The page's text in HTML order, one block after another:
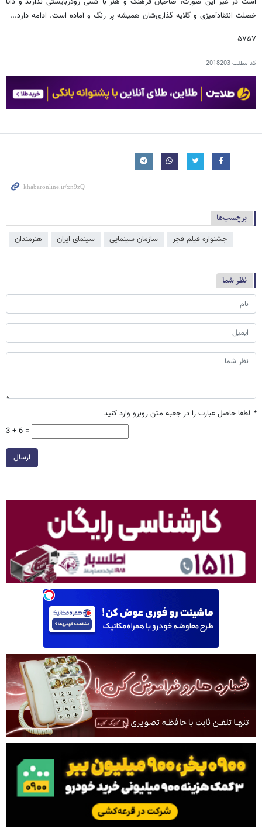
خصلت انتقادآمیزی و گلایه گذاری‌شان همیشه پر رنگ و آماده است. ادامه دارد...
۵۷۵۷
کد مطلب2018203
برچسب‌ها
جشنواره فیلم فجر سازمان سینمایی سینمای ایران هنرمندان
نظر شما
* لطفا حاصل عبارت را در جعبه متن روبرو وارد کنید
3 + 6 =
ارسال